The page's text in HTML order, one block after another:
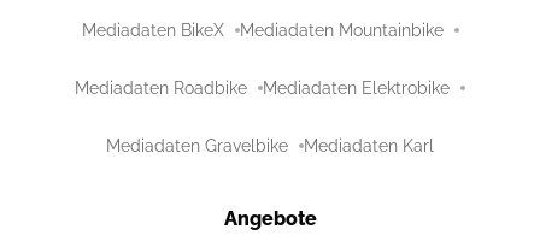
Mediadaten BikeX Mediadaten Mountainbike
Mediadaten Roadbike Mediadaten Elektrobike
Mediadaten Gravelbike Mediadaten Karl
Angebote